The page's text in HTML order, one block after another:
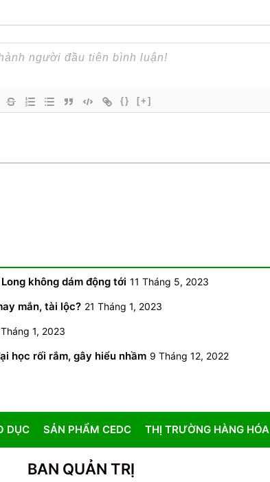
{} [+]
không dám động tới 11 Tháng 5, 2023
mắn, tài lộc? 21 Tháng 1, 2023
1, 2023
học rối rắm, gây hiểu nhầm 9 Tháng 12, 2022
DỤC SẢN PHẨM CEDC THỊ TRƯỜNG HÀNG HÓA
BAN QUẢN TRỊ